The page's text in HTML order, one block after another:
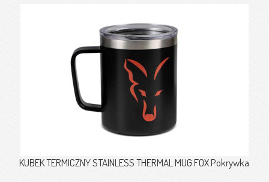
KUBEK TERMICZNY STAINLESS THERMAL MUG FOX Pokrywka